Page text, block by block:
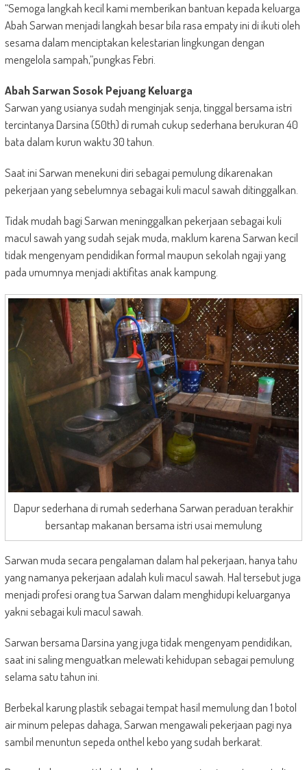
“Semoga langkah kecil kami memberikan bantuan kepada keluarga
Abah Sarwan menjadi langkah besar bila rasa empaty ini di ikuti oleh
sesama dalam menciptakan kelestarian lingkungan dengan
mengelola sampah,”pungkas Febri.
Abah Sarwan Sosok Pejuang Keluarga
Sarwan yang usianya sudah menginjak senja, tinggal bersama istri
tercintanya Darsina (50th) di rumah cukup sederhana berukuran 40
bata dalam kurun waktu 30 tahun.
Saat ini Sarwan menekuni diri sebagai pemulung dikarenakan
pekerjaan yang sebelumnya sebagai kuli macul sawah ditinggalkan.
Tidak mudah bagi Sarwan meninggalkan pekerjaan sebagai kuli
macul sawah yang sudah sejak muda, maklum karena Sarwan kecil
tidak mengenyam pendidikan formal maupun sekolah ngaji yang
pada umumnya menjadi aktifitas anak kampung.
Dapur sederhana di rumah sederhana Sarwan peraduan terakhir
bersantap makanan bersama istri usai memulung
Sarwan muda secara pengalaman dalam hal pekerjaan, hanya tahu
yang namanya pekerjaan adalah kuli macul sawah. Hal tersebut juga
menjadi profesi orang tua Sarwan dalam menghidupi keluarganya
yakni sebagai kuli macul sawah.
Sarwan bersama Darsina yang juga tidak mengenyam pendidikan,
saat ini saling menguatkan melewati kehidupan sebagai pemulung
selama satu tahun ini.
Berbekal karung plastik sebagai tempat hasil memulung dan 1 botol
air minum pelepas dahaga, Sarwan mengawali pekerjaan pagi nya
sambil menuntun sepeda onthel kebo yang sudah berkarat.